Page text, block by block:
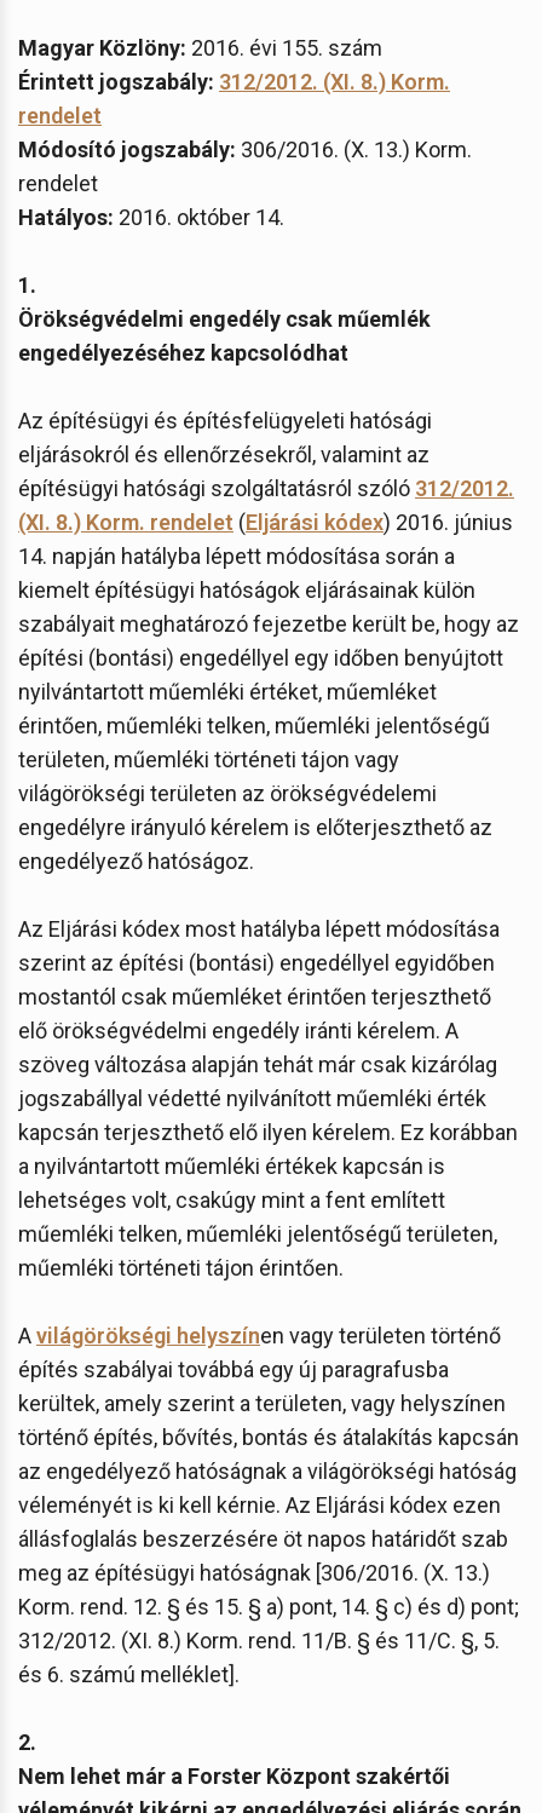
Magyar Közlöny: 2016. évi 155. szám
Érintett jogszabály: 312/2012. (XI. 8.) Korm.
rendelet
Módosító jogszabály: 306/2016. (X. 13.) Korm.
rendelet
Hatályos: 2016. október 14.
1.
Örökségvédelmi engedély csak műemlék
engedélyezéséhez kapcsolódhat
Az építésügyi és építésfelügyeleti hatósági
eljárásokról és ellenőrzésekről, valamint az
építésügyi hatósági szolgáltatásról szóló 312/2012.
(XI. 8.) Korm. rendelet (Eljárási kódex) 2016. június
14. napján hatályba lépett módosítása során a
kiemelt építésügyi hatóságok eljárásainak külön
szabályait meghatározó fejezetbe került be, hogy az
építési (bontási) engedéllyel egy időben benyújtott
nyilvántartott műemléki értéket, műemléket
érintően, műemléki telken, műemléki jelentőségű
területen, műemléki történeti tájon vagy
világörökségi területen az örökségvédelemi
engedélyre irányuló kérelem is előterjeszthető az
engedélyező hatóságoz.
Az Eljárási kódex most hatályba lépett módosítása
szerint az építési (bontási) engedéllyel egyidőben
mostantól csak műemléket érintően terjeszthető
elő örökségvédelmi engedély iránti kérelem. A
szöveg változása alapján tehát már csak kizárólag
jogszabállyal védetté nyilvánított műemléki érték
kapcsán terjeszthető elő ilyen kérelem. Ez korábban
a nyilvántartott műemléki értékek kapcsán is
lehetséges volt, csakúgy mint a fent említett
műemléki telken, műemléki jelentőségű területen,
műemléki történeti tájon érintően.
Avilágörökségi helyszínen vagy területen történő
építés szabályai továbbá egy új paragrafusba
kerültek, amely szerint a területen, vagy helyszínen
történő építés, bővítés, bontás és átalakítás kapcsán
az engedélyező hatóságnak a világörökségi hatóság
véleményét is ki kell kérnie. Az Eljárási kódex ezen
állásfoglalás beszerzésére öt napos határidőt szab
meg az építésügyi hatóságnak [306/2016. (X. 13.)
Korm. rend. 12. § és 15. § a) pont, 14. § c) és d) pont;
312/2012. (XI. 8.) Korm. rend. 11/B. § és 11/C. §, 5.
és 6. számú melléklet].
2.
Nem lehet már a Forster Központ szakértői